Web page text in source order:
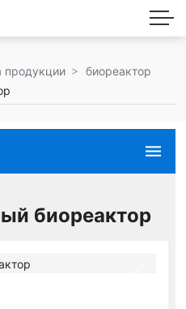
продукции
биореактор
биореактор